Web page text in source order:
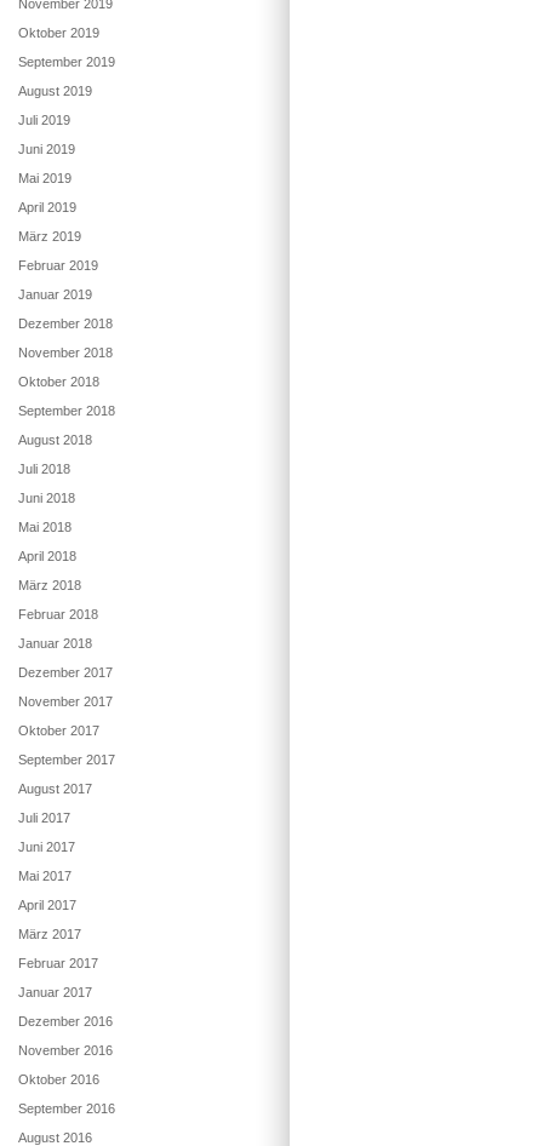
November 2019
Oktober 2019
September 2019
August 2019
Juli 2019
Juni 2019
Mai 2019
April 2019
März 2019
Februar 2019
Januar 2019
Dezember 2018
November 2018
Oktober 2018
September 2018
August 2018
Juli 2018
Juni 2018
Mai 2018
April 2018
März 2018
Februar 2018
Januar 2018
Dezember 2017
November 2017
Oktober 2017
September 2017
August 2017
Juli 2017
Juni 2017
Mai 2017
April 2017
März 2017
Februar 2017
Januar 2017
Dezember 2016
November 2016
Oktober 2016
September 2016
August 2016